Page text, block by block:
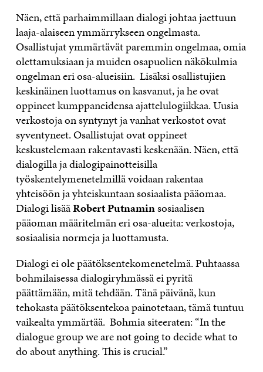
Näen, että parhaimmillaan dialogi johtaa jaettuun
laaja-alaiseen ymmärrykseen ongelmasta.
Osallistujat ymmärtävät paremmin ongelmaa, omia
olettamuksiaan ja muiden osapuolien näkökulmia
ongelman eri osa-alueisiin. Lisäksi osallistujien
keskinäinen luottamus on kasvanut, ja he ovat
oppineet kumppaneidensa ajattelulogiikkaa. Uusia
verkostoja on syntynyt ja vanhat verkostot ovat
syventyneet. Osallistujat ovat oppineet
keskustelemaan rakentavasti keskenään. Näen, että
dialogilla ja dialogipainotteisilla
työskentelymenetelmillä voidaan rakentaa
yhteisöön ja yhteiskuntaan sosiaalista pääomaa.
Dialogi lisääRobert Putnaminsosiaalisen
pääoman määritelmän eri osa-alueita: verkostoja,
sosiaalisia normeja ja luottamusta.
Dialogi ei ole päätöksentekomenetelmä. Puhtaassa
bohmilaisessa dialogiryhmässä ei pyritä
päättämään, mitä tehdään. Tänä päivänä, kun
tehokasta päätöksentekoa painotetaan, tämä tuntuu
vaikealta ymmärtää. Bohmia siteeraten: “In the
dialogue group we are not going to decide what to
do about anything. This is crucial.”